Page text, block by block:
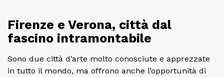
Firenze e Verona, città dal
fascino intramontabile
Sono due città d’arte molto conosciute e apprezzate
in tutto il mondo, ma offrono anche l’opportunità di